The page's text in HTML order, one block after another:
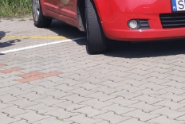
przyszłych
do bezpiecznej i